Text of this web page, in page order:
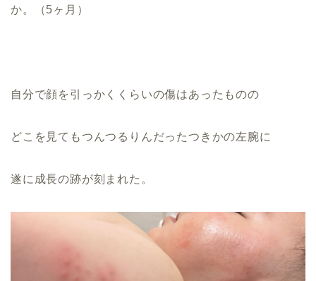
か。（5ヶ月）
自分で顔を引っかくくらいの傷はあったものの
どこを見てもつんつるりんだったつきかの左腕に
遂に成長の跡が刻まれた。